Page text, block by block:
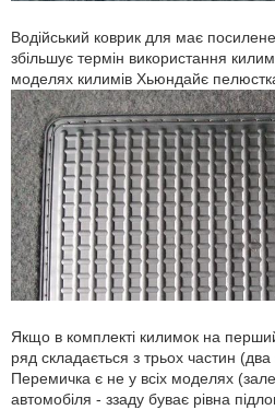
Водійський коврик для має
збільшує термін використання
моделях килимів Хьюндайє пелюстка
Якщо в комплекті килимок на
ряд складається з трьох частин (два
Перемичка є не у всіх моделях
автомобіля - ззаду буває рівна